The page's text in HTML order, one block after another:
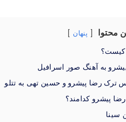
محتوا پنهان
کیست؟
به آهنگ صور اسرافیل
ترک رضا پیشرو و حسین تهی به تتلو
پیشرو کدامند؟
سینا